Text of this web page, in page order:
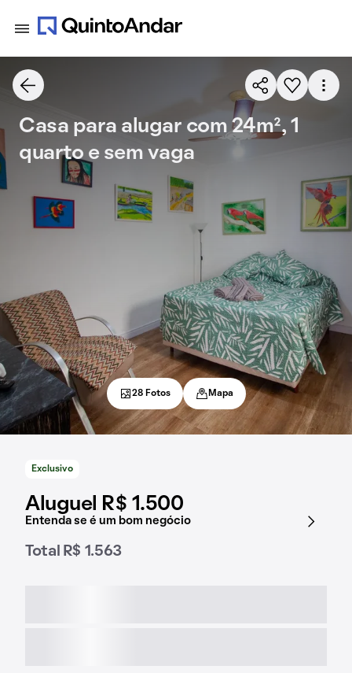
Exclusivo
Aluguel R$ 1.500
Entenda se é um bom negócio
Total R$ 1.563
Casa para alugar com 24m², 1
quarto e sem vaga
28 Fotos Mapa